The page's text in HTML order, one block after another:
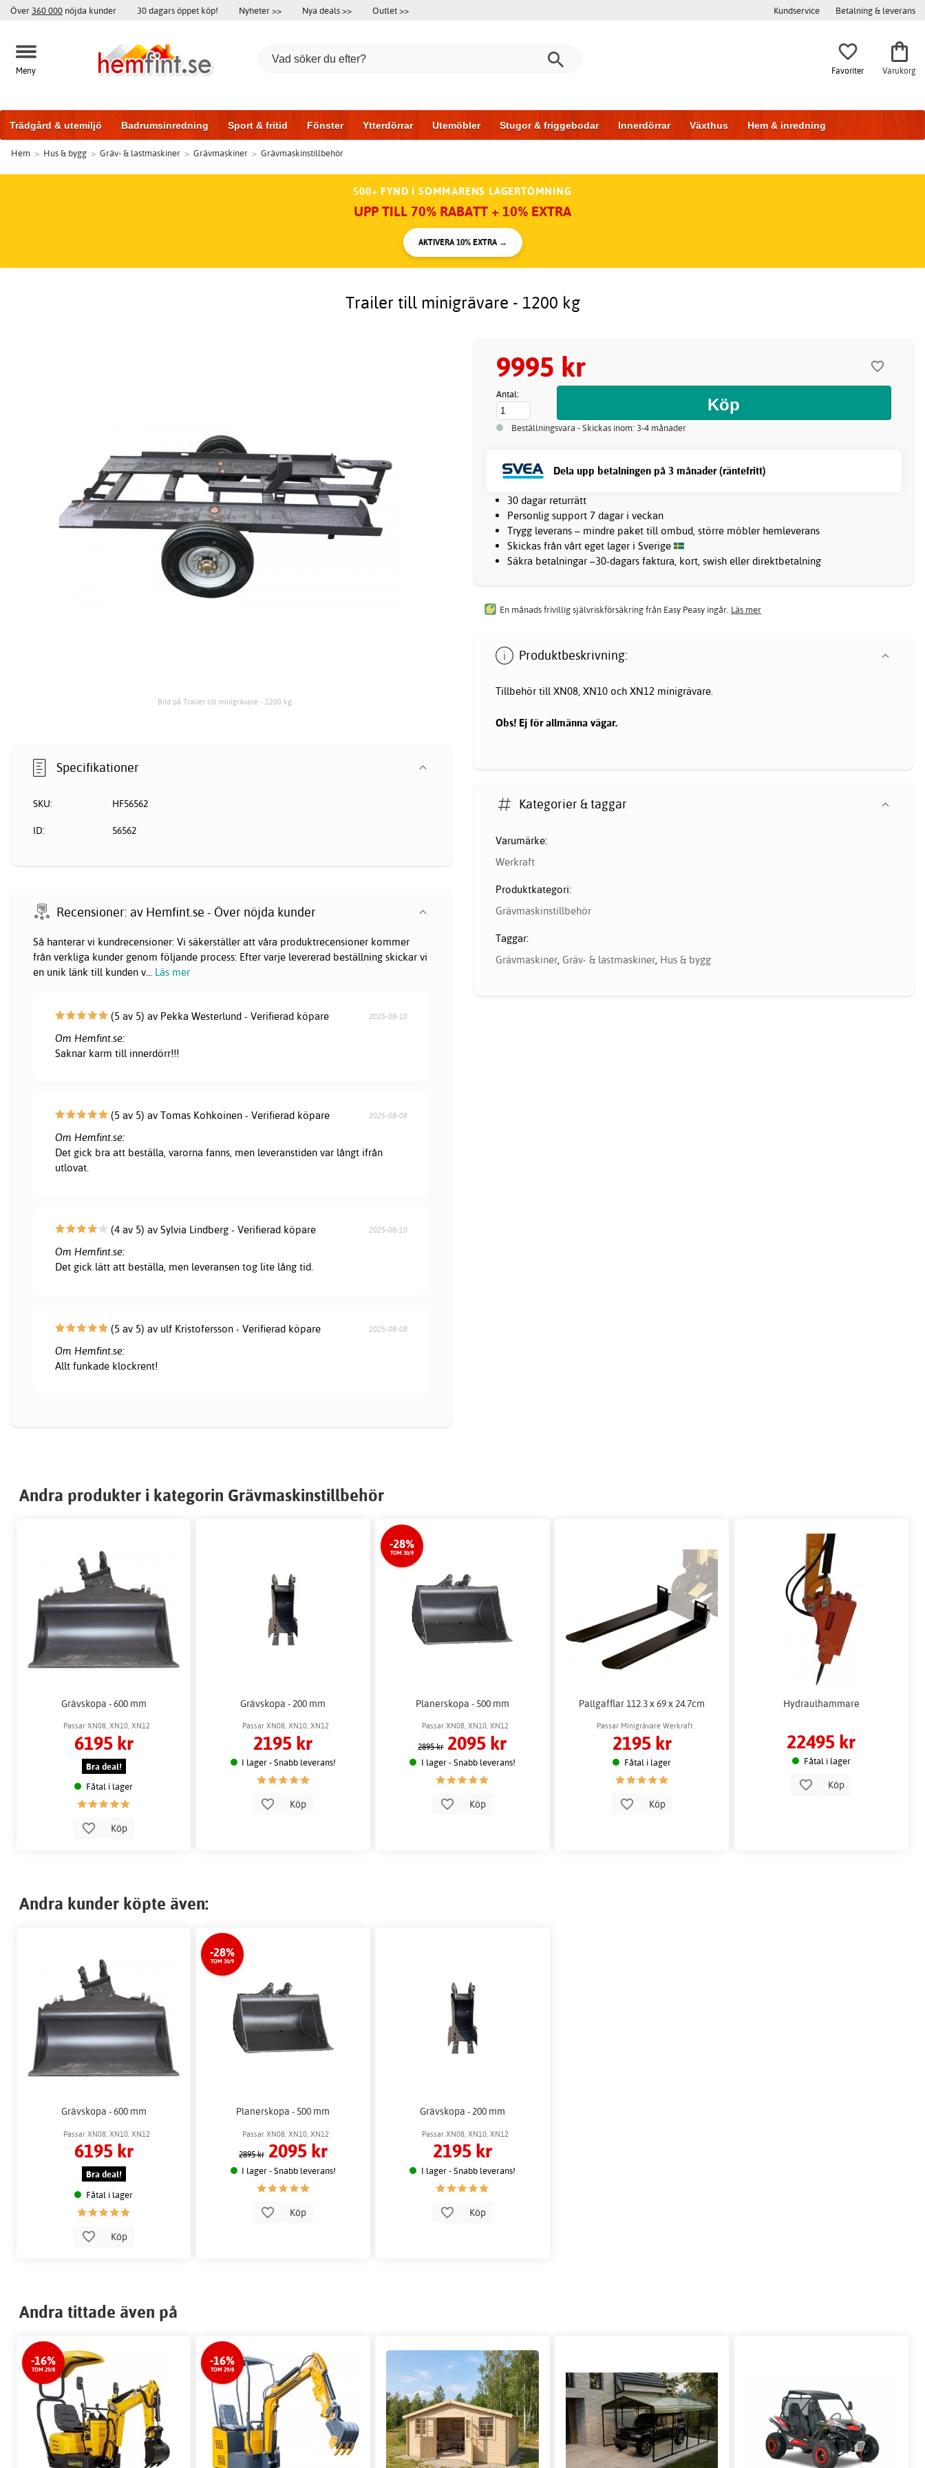
Över 360 000 nöjda kunder 30 dagars öppet köp! Nyheter >> Nya deals >> Outlet >> Kundservice Betalning & leverans
Meny Favoriter Varukorg
Trädgård & utemiljö Badrumsinredning Sport & fritid Fönster Ytterdörrar Utemöbler Stugor & friggebodar Innerdörrar Växthus Hem & inredning
Badrumsmöbler Träningsutrustning Garageportar Bil & garage
Hem > Hus & bygg > Gräv- & lastmaskiner > Grävmaskiner > Grävmaskinstillbehör
500+ FYND I SOMMARENS LAGERTÖMNING
UPP TILL 70% RABATT + 10% EXTRA
AKTIVERA 10% EXTRA →
Trailer till minigrävare - 1200 kg
Bild på Trailer till minigrävare - 1200 kg
9995 kr
Antal:
Beställningsvara - Skickas inom: 3-4 månader
Dela upp betalningen på 3 månader (räntefritt)
30 dagar returrätt
Personlig support 7 dagar i veckan
Trygg leverans – mindre paket till ombud, större möbler hemleverans
Skickas från vårt eget lager i Sverige
Säkra betalningar –30-dagars faktura, kort, swish eller direktbetalning
En månads frivillig självriskförsäkring från Easy Peasy ingår. Läs mer
Produktbeskrivning:
Tillbehör till XN08, XN10 och XN12 minigrävare.
Obs! Ej för allmänna vägar.
Specifikationer
SKU: HF56562
ID: 56562
Kategorier & taggar
Varumärke:
Werkraft
Produktkategori:
Grävmaskinstillbehör
Taggar:
Grävmaskiner Gräv- & lastmaskiner Hus & bygg
Recensioner: av Hemfint.se - Över nöjda kunder
Så hanterar vi kundrecensioner: Vi säkerställer att våra produktrecensioner kommer
från verkliga kunder genom följande process: Efter varje levererad beställning skickar vi
en unik länk till kunden v... Läs mer
(5 av 5) av Pekka Westerlund - Verifierad köpare 2025-08-10
Om Hemfint.se:
Saknar karm till innerdörr!!!
(5 av 5) av Tomas Kohkoinen - Verifierad köpare 2025-08-08
Om Hemfint.se:
Det gick bra att beställa, varorna fanns, men leveranstiden var långt ifrån
utlovat.
(4 av 5) av Sylvia Lindberg - Verifierad köpare 2025-08-10
Om Hemfint.se:
Det gick lätt att beställa, men leveransen tog lite lång tid.
(5 av 5) av ulf Kristofersson - Verifierad köpare 2025-08-08
Om Hemfint.se:
Allt funkade klockrent!
Andra produkter i kategorin Grävmaskinstillbehör
Grävskopa - 600 mm
Passar XN08, XN10, XN12
6195 kr
Bra deal!
Fåtal i lager
Köp
Grävskopa - 200 mm
Passar XN08, XN10, XN12
2195 kr
I lager - Snabb leverans!
Köp
-28%
TOM 30/9
Planerskopa - 500 mm
Passar XN08, XN10, XN12
2895 kr 2095 kr
I lager - Snabb leverans!
Köp
Pallgafflar 112.3 x 69 x 24.7cm
Passar Minigrävare Werkraft
2195 kr
Fåtal i lager
Köp
Hydraulhammare
22495 kr
Fåtal i lager
Köp
Andra kunder köpte även:
Grävskopa - 600 mm
Passar XN08, XN10, XN12
6195 kr
Bra deal!
Fåtal i lager
Köp
-28%
TOM 30/9
Planerskopa - 500 mm
Passar XN08, XN10, XN12
2895 kr 2095 kr
I lager - Snabb leverans!
Köp
Grävskopa - 200 mm
Passar XN08, XN10, XN12
2195 kr
I lager - Snabb leverans!
Köp
Andra tittade även på
-16%
TOM 29/8
-16%
TOM 29/8